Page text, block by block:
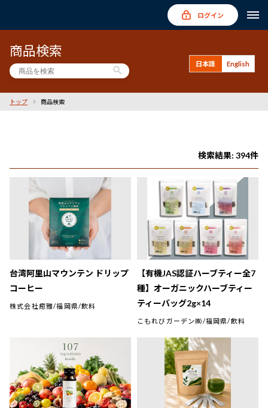
ログイン
商品検索
search
日本語 English
トップ 商品検索
検索結果: 394件
台湾阿里山マウンテン ドリップ
コーヒー
株式会社癒雅/福岡県/飲料
【有機JAS認証ハーブティー全7
種】オーガニックハーブティー
ティーバッグ2g×14
こもれびガーデン㈱/福岡県/飲料